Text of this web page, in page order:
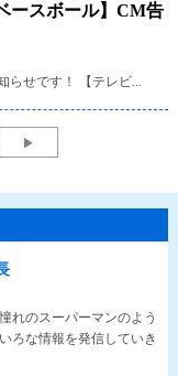
ースボール】CM告
らせです！ 【テレビ...
▶
れのスーパーマンのよう
ろな情報を発信していき